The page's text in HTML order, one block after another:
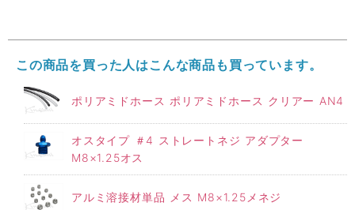
この商品を買った人はこんな商品も買っています。
ポリアミドホース ポリアミドホース クリアー AN4
オスタイプ ＃4 ストレートネジ アダプター
M8×1.25オス
アルミ溶接材単品 メス M8×1.25メネジ